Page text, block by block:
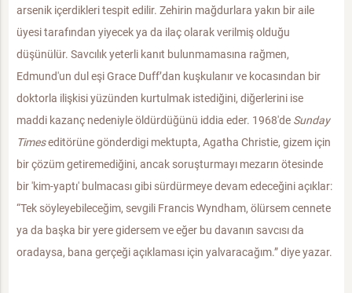
arsenik içerdikleri tespit edilir. Zehirin mağdurlara yakın bir aile
üyesi tarafından yiyecek ya da ilaç olarak verilmiş olduğu
düşünülür. Savcılık yeterli kanıt bulunmamasına rağmen,
Edmund'un dul eşi Grace Duff’dan kuşkulanır ve kocasından bir
doktorla ilişkisi yüzünden kurtulmak istediğini, diğerlerini ise
maddi kazanç nedeniyle öldürdüğünü iddia eder. 1968'de Sunday
Timeseditörüne gönderdigi mektupta, Agatha Christie, gizem için
bir çözüm getiremediğini, ancak soruşturmayı mezarın ötesinde
bir 'kim-yaptı' bulmacası gibi sürdürmeye devam edeceğini açıklar:
“Tek söyleyebileceğim, sevgili Francis Wyndham, ölürsem cennete
ya da başka bir yere gidersem ve eğer bu davanın savcısı da
oradaysa, bana gerçeği açıklaması için yalvaracağım.” diye yazar.